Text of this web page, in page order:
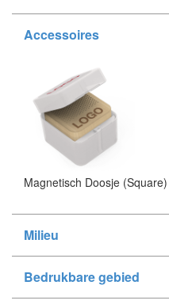
Accessoires
Magnetisch Doosje (Square)
Milieu
Bedrukbare gebied